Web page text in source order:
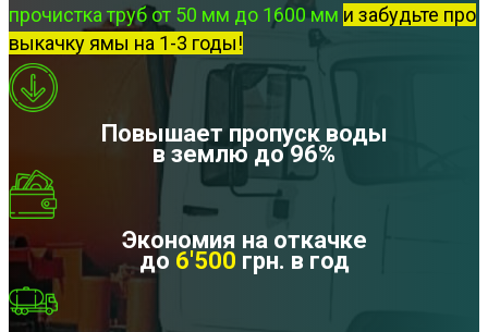
прочистка труб от 50 мм до 1600 мм и забудьте про
выкачку ямы на 1-3 годы!
Повышает пропуск воды
в землю до 96%
Экономия на откачке
до 6'500 грн. в год